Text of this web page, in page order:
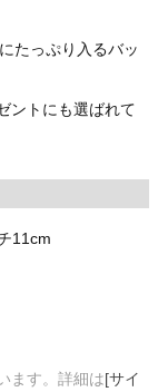
たっぷり入るバッ
ントにも選ばれて
11cm
ます。詳細は[サイ